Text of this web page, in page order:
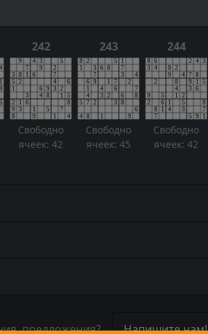
242
Свободно
ячеек: 42
243
Свободно
ячеек: 45
244
Свободно
ячеек: 42
предложения? Напишите нам!